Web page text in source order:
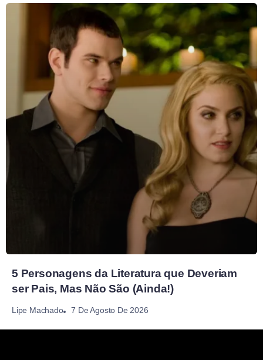
5 Personagens da Literatura que Deveriam
ser Pais, Mas Não São (Ainda!)
Lipe Machado 7 De Agosto De 2026